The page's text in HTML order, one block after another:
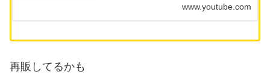
www.youtube.com
再販してるかも